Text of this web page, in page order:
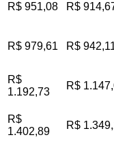
R$ 951,08 R$
R$ 979,61 R$
R$
1.192,73
R$
R$
1.402,89
R$